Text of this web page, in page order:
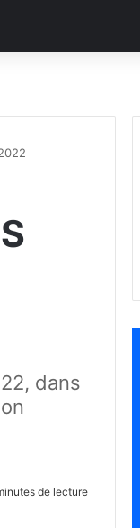
dans
de lecture